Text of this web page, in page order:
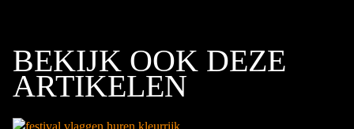
BEKIJK OOK DEZE
ARTIKELEN